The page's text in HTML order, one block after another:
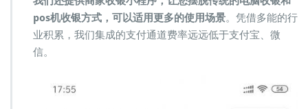
pos机收银方式，可以适用更多的使用场景。凭借多能的行
业积累，我们集成的支付通道费率远远低于支付宝、微
信。